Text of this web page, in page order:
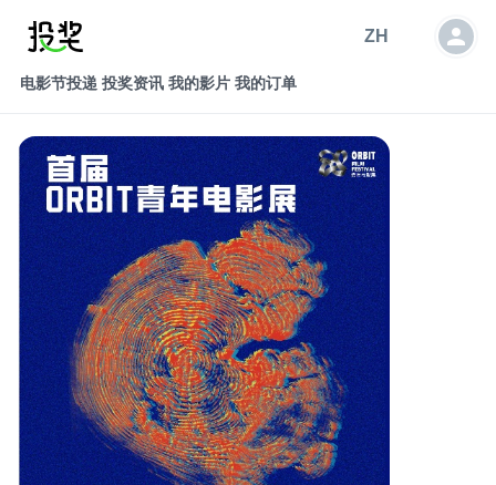
ZH
电影节投递 投奖资讯 我的影片 我的订单